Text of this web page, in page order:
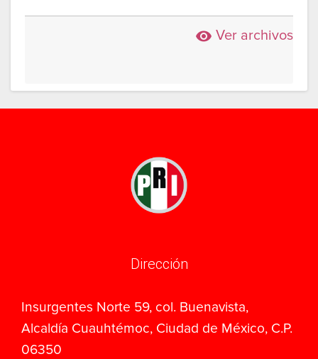
remove_red_eye Ver archivos
Dirección
Insurgentes Norte 59, col. Buenavista,
Alcaldía Cuauhtémoc, Ciudad de México, C.P.
06350